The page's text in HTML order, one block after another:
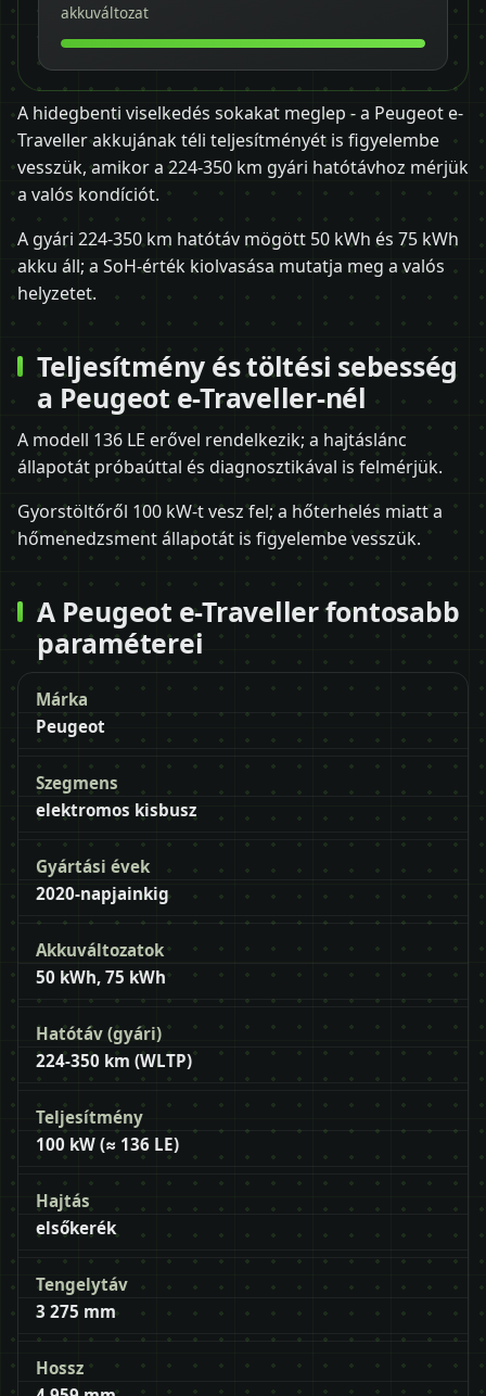
akkuváltozat
A hidegbenti viselkedés sokakat meglep - a Peugeot e-
Traveller akkujának téli teljesítményét is figyelembe
vesszük, amikor a 224-350 km gyári hatótávhoz mérjük
a valós kondíciót.
A gyári 224-350 km hatótáv mögött 50 kWh és 75 kWh
akku áll; a SoH-érték kiolvasása mutatja meg a valós
helyzetet.
Teljesítmény és töltési sebesség
a Peugeot e-Traveller-nél
A modell 136 LE erővel rendelkezik; a hajtáslánc
állapotát próbaúttal és diagnosztikával is felmérjük.
Gyorstöltőről 100 kW-t vesz fel; a hőterhelés miatt a
hőmenedzsment állapotát is figyelembe vesszük.
A Peugeot e-Traveller fontosabb
paraméterei
Márka
Peugeot
Szegmens
elektromos kisbusz
Gyártási évek
2020-napjainkig
Akkuváltozatok
50 kWh, 75 kWh
Hatótáv (gyári)
224-350 km (WLTP)
Teljesítmény
100 kW (≈ 136 LE)
Hajtás
elsőkerék
Tengelytáv
3 275 mm
Hossz